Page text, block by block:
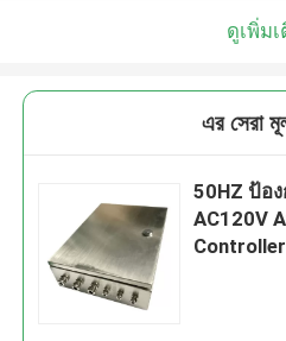
ดูเพิ่ม
এর সেরা
50HZ ป้อ
AC120V
Controller